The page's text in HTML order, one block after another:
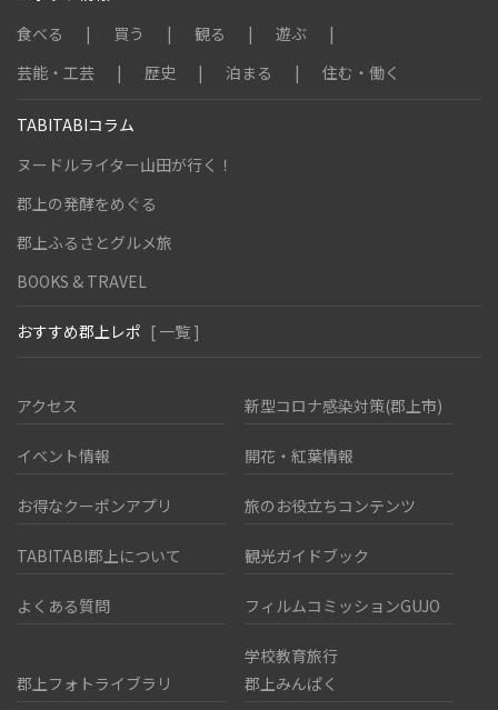
食べる
買う 観る
遊ぶ
芸能・工芸
歴史 泊まる 住む・働く
TABITABIコラム
ヌードルライター山田が行く！
郡上の発酵をめぐる
郡上ふるさとグルメ旅
BOOKS & TRAVEL
おすすめ郡上レポ [ 一覧 ]
アクセス 新型コロナ感染対策(郡上市)
イベント情報 開花・紅葉情報
お得なクーポンアプリ 旅のお役立ちコンテンツ
TABITABI郡上について 観光ガイドブック
よくある質問 フィルムコミッションGUJO
郡上フォトライブラリ
学校教育旅行
郡上みんぱく